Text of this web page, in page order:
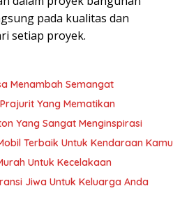
pada kualitas dan
setiap proyek.
Menambah Semangat
Yang Mematikan
Yang Sangat Menginspirasi
Terbaik Untuk Kendaraan Kamu
Untuk Kecelakaan
Jiwa Untuk Keluarga Anda